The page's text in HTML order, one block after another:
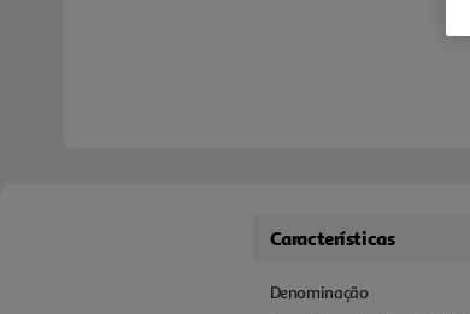
Características
Denominação